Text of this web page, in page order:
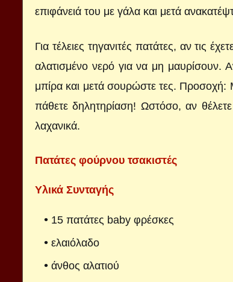
επιφάνειά του με γάλα και μετά
Για τέλειες τηγανιτές πατάτες, αν τις
αλατισμένο νερό για να μη μαυρίσουν.
μπίρα και μετά σουρώστε τες. Προσοχή:
πάθετε δηλητηρίαση! Ωστόσο, αν θέλετε
λαχανικά.
Πατάτες φούρνου τσακιστές
Υλικά Συνταγής
15 πατάτες baby φρέσκες
ελαιόλαδο
άνθος αλατιού